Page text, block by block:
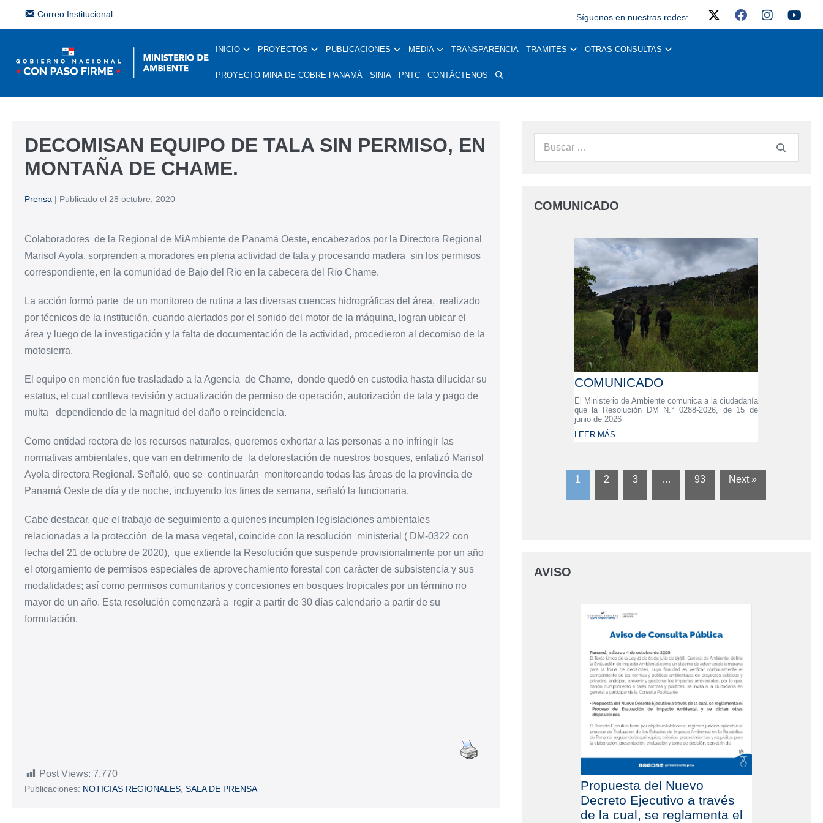
Correo Institucional Síguenos en nuestras redes:
INICIO PROYECTOS PUBLICACIONES MEDIA TRANSPARENCIA TRAMITES OTRAS CONSULTAS
PROYECTO MINA DE COBRE PANAMÁ SINIA PNTC CONTÁCTENOS
DECOMISAN EQUIPO DE TALA SIN PERMISO, EN
MONTAÑA DE CHAME.
Prensa | Publicado el 28 octubre, 2020
Colaboradores de la Regional de MiAmbiente de Panamá Oeste, encabezados por la Directora Regional
Marisol Ayola, sorprenden a moradores en plena actividad de tala y procesando madera sin los permisos
correspondiente, en la comunidad de Bajo del Rio en la cabecera del Río Chame.
La acción formó parte de un monitoreo de rutina a las diversas cuencas hidrográficas del área, realizado
por técnicos de la institución, cuando alertados por el sonido del motor de la máquina, logran ubicar el
área y luego de la investigación y la falta de documentación de la actividad, procedieron al decomiso de la
motosierra.
El equipo en mención fue trasladado a la Agencia de Chame, donde quedó en custodia hasta dilucidar su
estatus, el cual conlleva revisión y actualización de permiso de operación, autorización de tala y pago de
multa dependiendo de la magnitud del daño o reincidencia.
Como entidad rectora de los recursos naturales, queremos exhortar a las personas a no infringir las
normativas ambientales, que van en detrimento de la deforestación de nuestros bosques, enfatizó Marisol
Ayola directora Regional. Señaló, que se continuarán monitoreando todas las áreas de la provincia de
Panamá Oeste de día y de noche, incluyendo los fines de semana, señaló la funcionaria.
Cabe destacar, que el trabajo de seguimiento a quienes incumplen legislaciones ambientales
relacionadas a la protección de la masa vegetal, coincide con la resolución ministerial ( DM-0322 con
fecha del 21 de octubre de 2020), que extiende la Resolución que suspende provisionalmente por un año
el otorgamiento de permisos especiales de aprovechamiento forestal con carácter de subsistencia y sus
modalidades; así como permisos comunitarios y concesiones en bosques tropicales por un término no
mayor de un año. Esta resolución comenzará a regir a partir de 30 días calendario a partir de su
formulación.
Post Views: 7.770
Publicaciones: NOTICIAS REGIONALES SALA DE PRENSA
COMUNICADO
COMUNICADO
El Ministerio de Ambiente comunica a la ciudadanía
que la Resolución DM N.° 0288-2026, de 15 de
junio de 2026
LEER MÁS
1 2 3 … 93 Next »
AVISO
Propuesta del Nuevo
Decreto Ejecutivo a través
de la cual, se reglamenta el